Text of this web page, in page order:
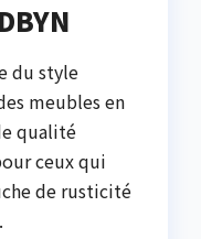
du style
meubles en
qualité
ceux qui
de rusticité